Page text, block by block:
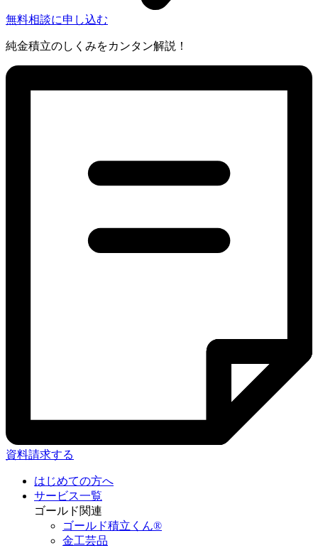
無料相談に申し込む
純金積立のしくみをカンタン解説！
資料請求する
はじめての方へ
サービス一覧
ゴールド関連
ゴールド積立くん®︎
金工芸品